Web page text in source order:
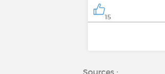
15
Sources :